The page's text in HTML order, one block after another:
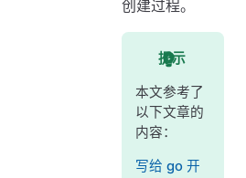
创建过程。
提示
本文参考了
以下文章的
内容：
写给 go 开